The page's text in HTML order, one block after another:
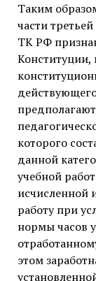
Таким
части
ТК РФ
Конституции,
которого
данной
учебной
исчисленной
работу при
нормы часов
этом